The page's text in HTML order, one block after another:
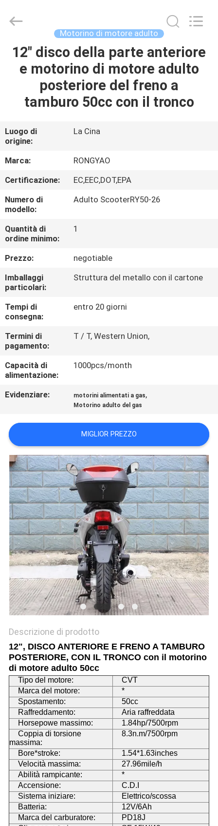
CASA
PRODOTTI
NOI
GIRO
DELLA
FABBRICA
CONTROLLO
DI
QUALITÀ
CONTATTICI
RICHIEDA
UNA
CITAZIONE
DEL
SITO
POLITICA
SULLA
PRIVACY
Rongyao
Vehicle
Reserved.
Motorino di motore adulto
12" disco della parte anteriore
e motorino di motore adulto
posteriore del freno a
tamburo 50cc con il tronco
Luogo di
origine:
La Cina
Marca:
RONGYAO
Certificazione:
EC,EEC,DOT,EPA
Numero di
modello:
Adulto ScooterRY50-26
Quantità di
ordine minimo:
1
Prezzo:
negotiable
Imballaggi
particolari:
Struttura del metallo con il cartone
Tempi di
consegna:
entro 20 giorni
Termini di
pagamento:
T / T, Western Union,
Capacità di
alimentazione:
1000pcs/month
Evidenziare: motorini alimentati a gas,
Motorino adulto del gas
MIGLIOR PREZZO
Descrizione di prodotto
12", DISCO ANTERIORE E FRENO A TAMBURO
POSTERIORE, CON IL TRONCO con il motorino
di motore adulto 50cc
Tipo del motore:
CVT
Marca del motore:
*
Spostamento:
50cc
Raffreddamento:
Aria raffreddata
Horsepowe massimo:
1.84hp/7500rpm
Coppia di torsione
massima:
8.3n.m/7500rpm
Bore*stroke:
1.54*1.63inches
Velocità massima:
27.96mile/h
Abilità rampicante:
*
Accensione:
C.D.I
Sistema iniziare:
Elettrico/scossa
Batteria:
12V/6Ah
Marca del carburatore:
PD18J